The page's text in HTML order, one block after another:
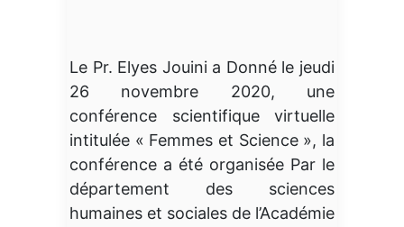
Le Pr. Elyes Jouini a Donné le jeudi
26 novembre 2020, une
conférence scientifique virtuelle
intitulée « Femmes et Science », la
conférence a été organisée Par le
département des sciences
humaines et sociales de l’Académie